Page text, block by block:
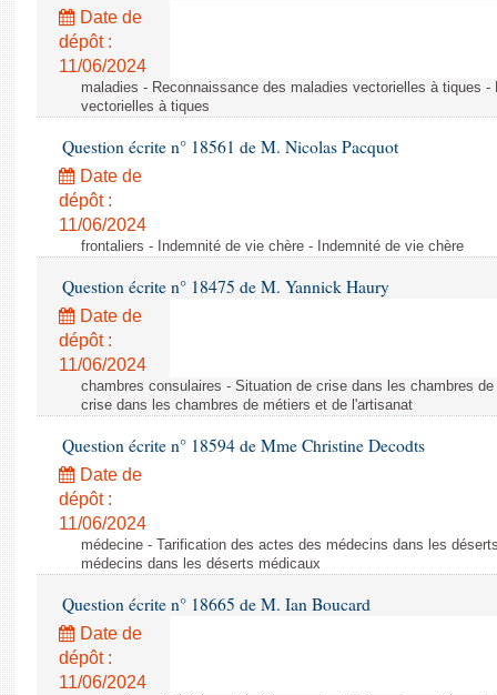
Date de
dépôt :
11/06/2024
maladies - Reconnaissance des maladies vectorielles à tiques
vectorielles à tiques
Question écrite n° 18561 de M. Nicolas Pacquot
Date de
dépôt :
11/06/2024
frontaliers - Indemnité de vie chère - Indemnité de vie chère
Question écrite n° 18475 de M. Yannick Haury
Date de
dépôt :
11/06/2024
chambres consulaires - Situation de crise dans les chambres
crise dans les chambres de métiers et de l'artisanat
Question écrite n° 18594 de Mme Christine Decodts
Date de
dépôt :
11/06/2024
médecine - Tarification des actes des médecins dans les
médecins dans les déserts médicaux
Question écrite n° 18665 de M. Ian Boucard
Date de
dépôt :
11/06/2024